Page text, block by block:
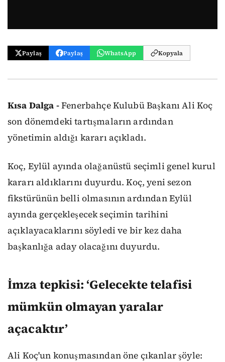
Paylaş Paylaş WhatsApp Kopyala
Kısa Dalga -Fenerbahçe Kulubü Başkanı Ali Koç
son dönemdeki tartışmaların ardından
yönetimin aldığı kararı açıkladı.
Koç, Eylül ayında olağanüstü seçimli genel kurul
kararı aldıklarını duyurdu. Koç, yeni sezon
fikstürünün belli olmasının ardından Eylül
ayında gerçekleşecek seçimin tarihini
açıklayacaklarını söyledi ve bir kez daha
başkanlığa aday olacağını duyurdu.
İmza tepkisi: ‘Gelecekte telafisi
mümkün olmayan yaralar
açacaktır’
Ali Koç'un konuşmasından öne çıkanlar şöyle: